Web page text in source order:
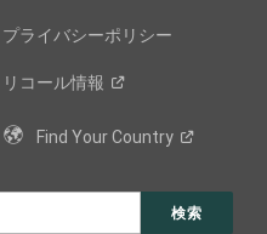
プライバシーポリシー
リコール情報
Find YourCountry
検索